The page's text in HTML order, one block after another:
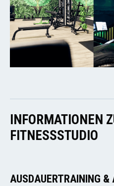
INFORMATIONEN
FITNESSSTUDIO
AUSDAUERTRAINING &